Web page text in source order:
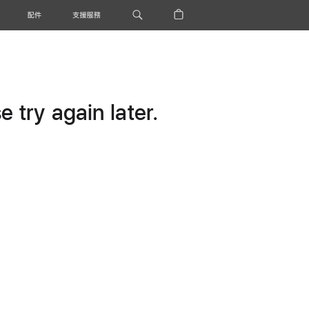
配件 支援服務
try again later.